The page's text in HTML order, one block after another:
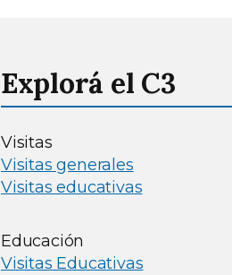
Explorá el C3
Visitas
Visitas generales
Visitas educativas
Educación
Visitas Educativas